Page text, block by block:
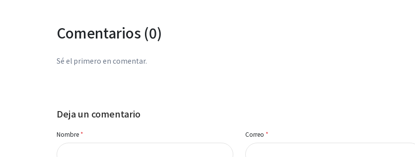
Comentarios (0)
Sé el primero en comentar.
Deja un comentario
Nombre * Correo *